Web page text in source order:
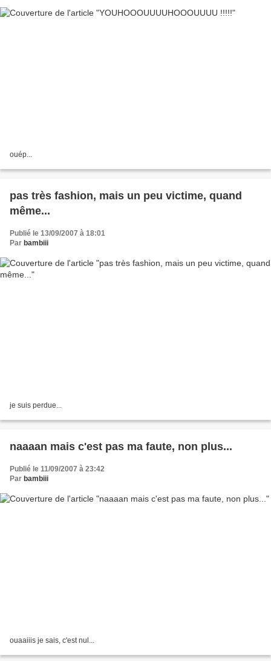
ouép...
pas très fashion, mais un peu victime, quand
même...
Publié le 13/09/2007 à 18:01
Par bambiii
je suis perdue...
naaaan mais c'est pas ma faute, non plus...
Publié le 11/09/2007 à 23:42
Par bambiii
ouaaiiis je sais, c'est nul...